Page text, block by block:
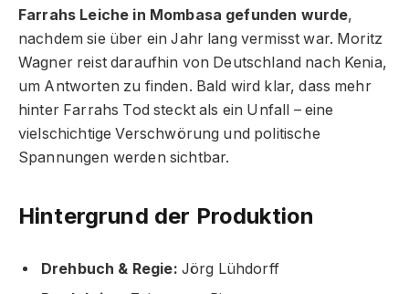
Farrahs Leiche in Mombasa gefunden wurde,
nachdem sie über ein Jahr lang vermisst war. Moritz
Wagner reist daraufhin von Deutschland nach Kenia,
um Antworten zu finden. Bald wird klar, dass mehr
hinter Farrahs Tod steckt als ein Unfall – eine
vielschichtige Verschwörung und politische
Spannungen werden sichtbar.
Hintergrund der Produktion
Drehbuch & Regie: Jörg Lühdorff